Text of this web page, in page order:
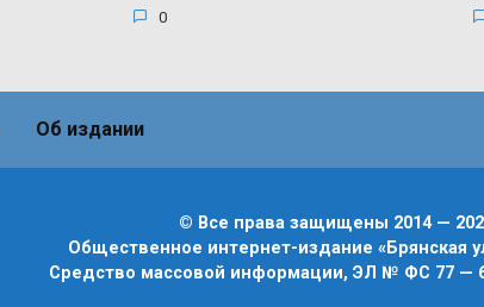
0
Об издании
© Все права защищены 2014 —
Общественное интернет-издание «Брянская
Средство массовой информации, ЭЛ № ФС 77 —